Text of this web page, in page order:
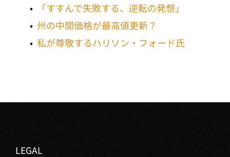
「すすんで失敗する、逆転の発想」
州の中間価格が最高値更新？
私が尊敬するハリソン・フォード氏
LEGAL